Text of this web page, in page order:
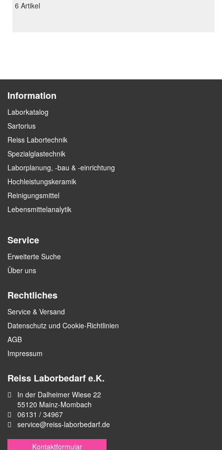
6 Artikel
Information
Laborkatalog
Sartorius
Reiss Labortechnik
Spezialglastechnik
Laborplanung, -bau & -einrichtung
Hochleistungskeramik
Reinigungsmittel
Lebensmittelanalytik
Service
Erweiterte Suche
Über uns
Rechtliches
Service & Versand
Datenschutz und Cookie-Richtlinien
AGB
Impressum
Reiss Laborbedarf e.K.
In der Dalheimer Wiese 22
55120 Mainz-Mombach
06131 / 34967
service@reiss-laborbedarf.de
Kontaktformular